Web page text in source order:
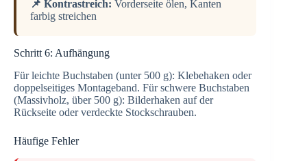
📌 Kontrastreich: Vorderseite ölen, Kanten
farbig streichen
Schritt 6: Aufhängung
Für leichte Buchstaben (unter 500 g): Klebehaken oder
doppelseitiges Montageband. Für schwere Buchstaben
(Massivholz, über 500 g): Bilderhaken auf der
Rückseite oder verdeckte Stockschrauben.
Häufige Fehler